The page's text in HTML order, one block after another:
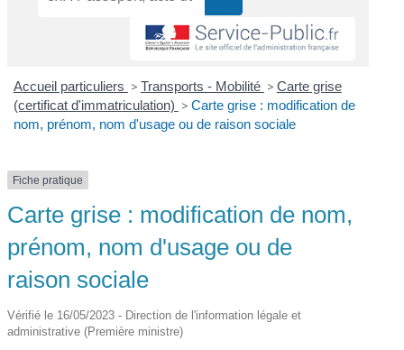
Accueil particuliers > Transports - Mobilité > Carte grise
(certificat d'immatriculation) > Carte grise : modification de
nom, prénom, nom d'usage ou de raison sociale
Fiche pratique
Carte grise : modification de nom,
prénom, nom d'usage ou de
raison sociale
Vérifié le 16/05/2023 - Direction de l'information légale et
administrative (Première ministre)